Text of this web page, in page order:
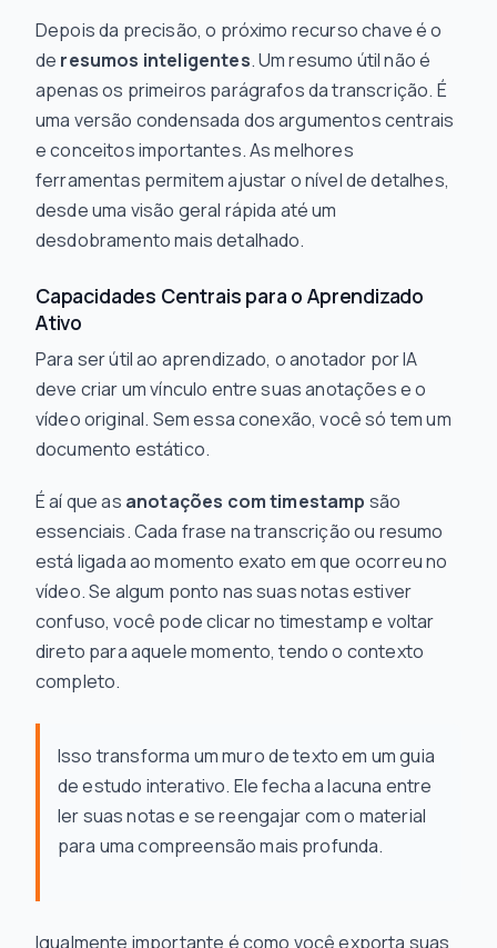
Depois da precisão, o próximo recurso chave é o
de resumos inteligentes. Um resumo útil não é
apenas os primeiros parágrafos da transcrição. É
uma versão condensada dos argumentos centrais
e conceitos importantes. As melhores
ferramentas permitem ajustar o nível de detalhes,
desde uma visão geral rápida até um
desdobramento mais detalhado.
Capacidades Centrais para o Aprendizado
Ativo
Para ser útil ao aprendizado, o anotador por IA
deve criar um vínculo entre suas anotações e o
vídeo original. Sem essa conexão, você só tem um
documento estático.
É aí que as anotações com timestamp são
essenciais. Cada frase na transcrição ou resumo
está ligada ao momento exato em que ocorreu no
vídeo. Se algum ponto nas suas notas estiver
confuso, você pode clicar no timestamp e voltar
direto para aquele momento, tendo o contexto
completo.
Isso transforma um muro de texto em um guia
de estudo interativo. Ele fecha a lacuna entre
ler suas notas e se reengajar com o material
para uma compreensão mais profunda.
Igualmente importante é como você exporta suas